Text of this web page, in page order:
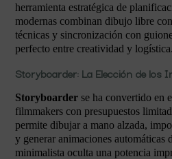
herramienta estratégica de
modernas combinan dibujo libre
técnicas y sincronización con
perfecto entre creatividad y logística.
Storyboarder: La Elección de los
Storyboarder se ha convertido en
filmmakers con presupuestos
permite dibujar a mano alzada,
y generar animaciones automáticas
minimalista oculta una potencia